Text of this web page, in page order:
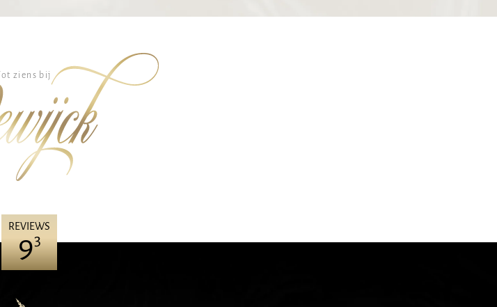
Tot ziens bij
REVIEWS
93